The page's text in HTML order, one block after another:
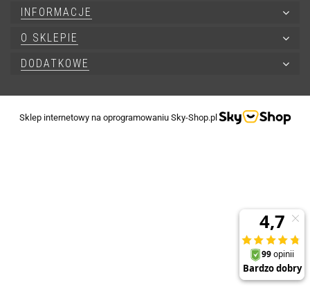
INFORMACJE
O SKLEPIE
DODATKOWE
Sklep internetowy na oprogramowaniu Sky-Shop.pl